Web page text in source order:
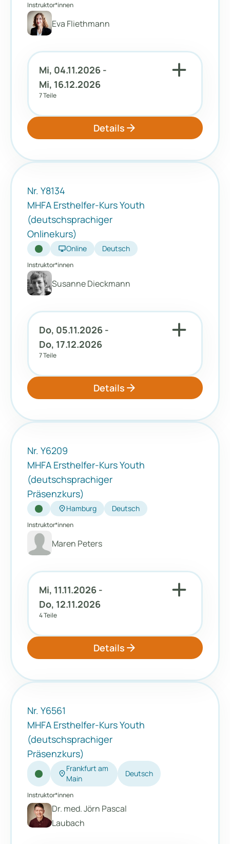
Instruktor*innen
Eva Fliethmann
Mi, 04.11.2026 -
Mi, 16.12.2026
7 Teile
add
Details arrow_forward
Nr. Y8134
MHFA Ersthelfer-Kurs Youth
(deutschsprachiger
Onlinekurs)
desktop_windowsOnline Deutsch
Instruktor*innen
Susanne Dieckmann
Do, 05.11.2026 -
Do, 17.12.2026
7 Teile
add
Details arrow_forward
Nr. Y6209
MHFA Ersthelfer-Kurs Youth
(deutschsprachiger
Präsenzkurs)
location_onHamburg Deutsch
Instruktor*innen
Maren Peters
Mi, 11.11.2026 -
Do, 12.11.2026
4 Teile
add
Details arrow_forward
Nr. Y6561
MHFA Ersthelfer-Kurs Youth
(deutschsprachiger
Präsenzkurs)
location_on
Frankfurt am
Main
Deutsch
Instruktor*innen
Dr. med. Jörn Pascal
Laubach